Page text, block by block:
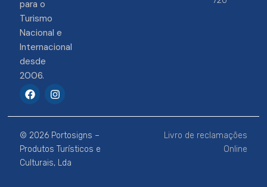
para o
Turismo
Nacional e
Internacional
desde
2006.
F
a
e
b
o
o
k
I
n
t
a
g
r
a
m
© 2026 Portosigns –
Produtos Turísticos e
Culturais, Lda
Livro de reclamações
Online